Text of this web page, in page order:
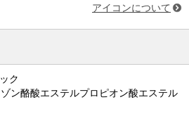
アイコンについて
ク
ン酪酸エステルプロピオン酸エステル